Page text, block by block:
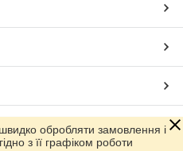
Prom.ua
обробляти замовлення і
з її графіком роботи